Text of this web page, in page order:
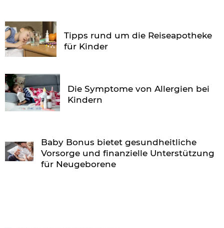
Tipps rund um die Reiseapotheke
für Kinder
Die Symptome von Allergien bei
Kindern
Baby Bonus bietet gesundheitliche
Vorsorge und finanzielle Unterstützung
für Neugeborene